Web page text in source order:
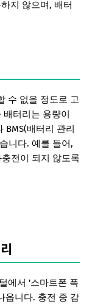
지 않으며, 배터
수 없을 정도로 고
터리는 용량이
배터리 관리
니다. 예를 들어,
전이 되지 않도록
에서 '스마트폰 폭
옵니다. 충전 중 감